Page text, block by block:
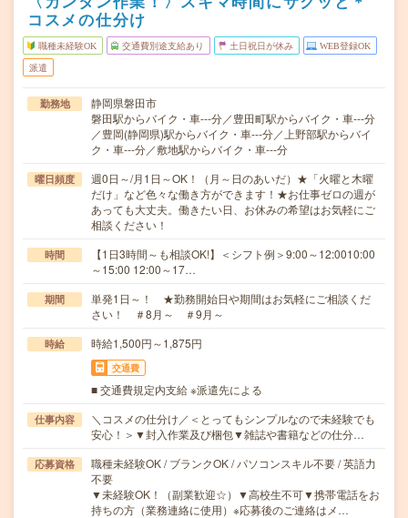
コスメの仕分け
職種未経験OK 交通費別途支給あり 土日祝日が休み WEB登録OK
派遣
勤務地
静岡県磐田市
磐田駅からバイク・車---分／豊田町駅からバイク・車---分
／豊岡(静岡県)駅からバイク・車---分／上野部駅からバイ
ク・車---分／敷地駅からバイク・車---分
曜日頻度
週0日～/月1日～OK！（月～日のあいだ）★「火曜と木曜
だけ」など色々な働き方ができます！★お仕事ゼロの週が
あっても大丈夫。働きたい日、お休みの希望はお気軽にご
相談ください！
時間
【1日3時間～も相談OK!】＜シフト例＞9:00～12:0010:00
～15:00 12:00～17…
期間
単発1日～！ ★勤務開始日や期間はお気軽にご相談くだ
さい！ ＃8月～ ＃9月～
時給 時給1,500円～1,875円
交通費
■ 交通費規定内支給 ※派遣先による
仕事内容
＼コスメの仕分け／＜とってもシンプルなので未経験でも
安心！＞▼封入作業及び梱包▼雑誌や書籍などの仕分…
応募資格
職種未経験OK / ブランクOK / パソコンスキル不要 / 英語力
不要
▼未経験OK！（副業歓迎☆）▼高校生不可▼携帯電話をお
持ちの方（業務連絡に使用）※応募後のご連絡はメ…